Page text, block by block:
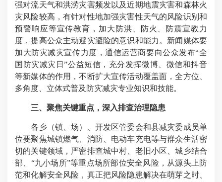
强对流天气和洪涝灾害频发以及近期地震灾害和森林火
灾风险较高，有针对性地加强灾害性天气的风险识别和
预警响应等宣传教育，加大防洪、防火、防震宣教力
度，提高公众主动避灾避险的意识和能力。新闻媒体要
加大防灾减灾宣传力度，通信运营商要向公众发布“全
国防灾减灾日”公益短信，充分发挥微博、微信和抖音
等新媒体的作用，不断扩大宣传活动覆盖面，全方位、
多角度、立体式普及防灾减灾专业知识和技能。
三、聚焦关键重点，深入排查治理隐患
各乡（镇、场）、开发区管委会和县减灾委成员单
位要聚焦城镇燃气、消防、电动车充电等与群众生活密
切的关键领域，严密排查城中村、老旧小区、城乡结合
部、“九小场所”等重点场所部位安全风险，从源头上防
范和化解安全风险，真正把风险隐患解决在萌芽之时、